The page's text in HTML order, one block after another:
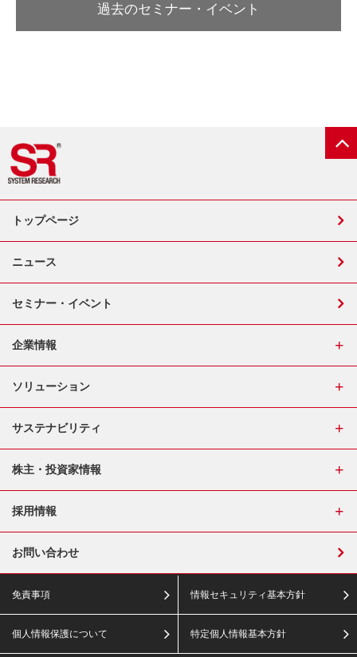
過去のセミナー・イベント
トップページ
ニュース
セミナー・イベント
企業情報
ソリューション
サステナビリティ
株主・投資家情報
採用情報
お問い合わせ
免責事項 情報セキュリティ基本方針
個人情報保護について 特定個人情報基本方針